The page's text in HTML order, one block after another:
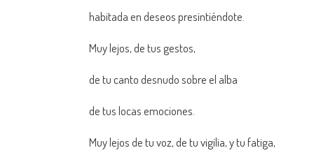
habitada en deseos presintiéndote.
Muy lejos, de tus gestos,
de tu canto desnudo sobre el alba
de tus locas emociones.
Muy lejos de tu voz, de tu vigilia, y tu fatiga,